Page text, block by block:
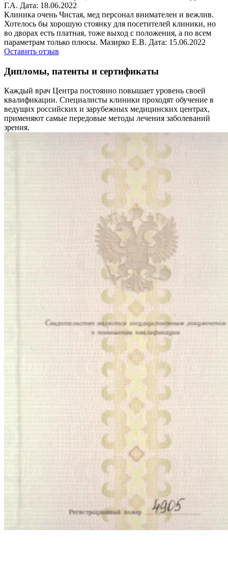
Г.А. Дата: 18.06.2022
Клиника очень Чистая, мед персонал внимателен и вежлив.
Хотелось бы хорошую стоянку для посетителей клиники, но
во дворах есть платная, тоже выход с положения, а по всем
параметрам только плюсы. Мазирко Е.В. Дата: 15.06.2022
Оставить отзыв
Дипломы, патенты и сертификаты
Каждый врач Центра постоянно повышает уровень своей
квалификации. Специалисты клиники проходят обучение в
ведущих российских и зарубежных медицинских центрах,
применяют самые передовые методы лечения заболеваний
зрения.